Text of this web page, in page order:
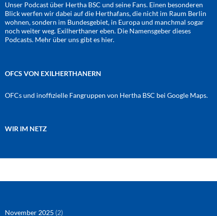
Unser Podcast über Hertha BSC und seine Fans. Einen besonderen
Blick werfen wir dabei auf die Herthafans, die nicht im Raum Berlin
wohnen, sondern im Bundesgebiet, in Europa und manchmal sogar
noch weiter weg. Exilherthaner eben. Die Namensgeber dieses
Podcasts. Mehr über uns gibt es hier.
OFCS VON EXILHERTHANERN
OFCs und inoffizielle Fangruppen von Hertha BSC bei Google Maps.
WIR IM NETZ
November 2025 (2)